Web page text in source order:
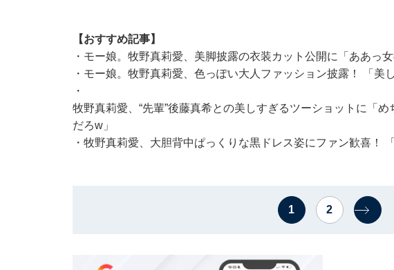
【おすすめ記事】
・ モー娘。牧野真莉愛、美脚披露の衣装カット公開に「ああ
・ モー娘。牧野真莉愛、色っぽい大人ファッション披露！ 「美
・
牧野真莉愛、“先輩”後藤真希との美しすぎるツーショットに「
だろw」
・ 牧野真莉愛、大胆背中ぱっくりな黒ドレス姿にファン歓喜！
1 2